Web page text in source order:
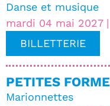
mardi 04 mai 2027 |
Danse et musique
BILLETTERIE
PETITES
Marionnettes